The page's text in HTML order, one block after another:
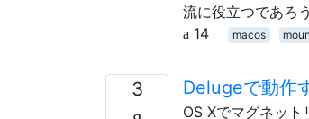
流に役立つであろう
14
macos
3 Delugeで動作
OS Xでマグネッ